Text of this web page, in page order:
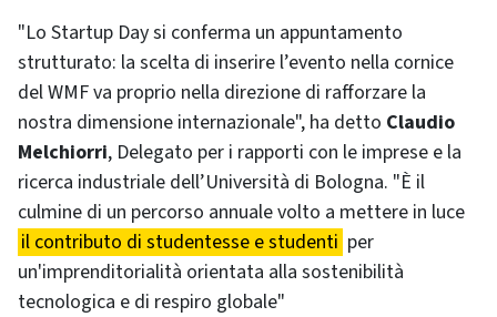
"Lo Startup Day si conferma un appuntamento
strutturato: la scelta di inserire l’evento nella cornice
del WMF va proprio nella direzione di rafforzare la
nostra dimensione internazionale", ha detto Claudio
Melchiorri, Delegato per i rapporti con le imprese e la
ricerca industriale dell’Università di Bologna. "È il
culmine di un percorso annuale volto a mettere in luce
il contributo di studentesse e studenti per
un'imprenditorialità orientata alla sostenibilità
tecnologica e di respiro globale"